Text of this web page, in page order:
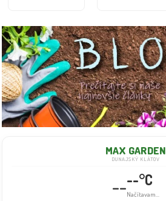
MAX GARDEN
DUNAJSKÝ KLÁTOV
----°C
Načítavam...